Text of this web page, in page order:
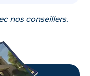
nos conseillers.